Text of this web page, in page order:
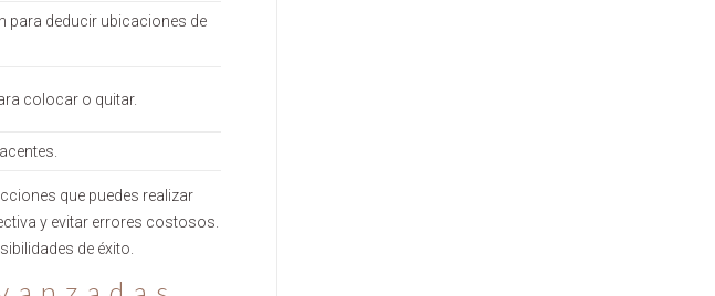
para deducir ubicaciones de
colocar o quitar.
que puedes realizar
y evitar errores costosos.
de éxito.